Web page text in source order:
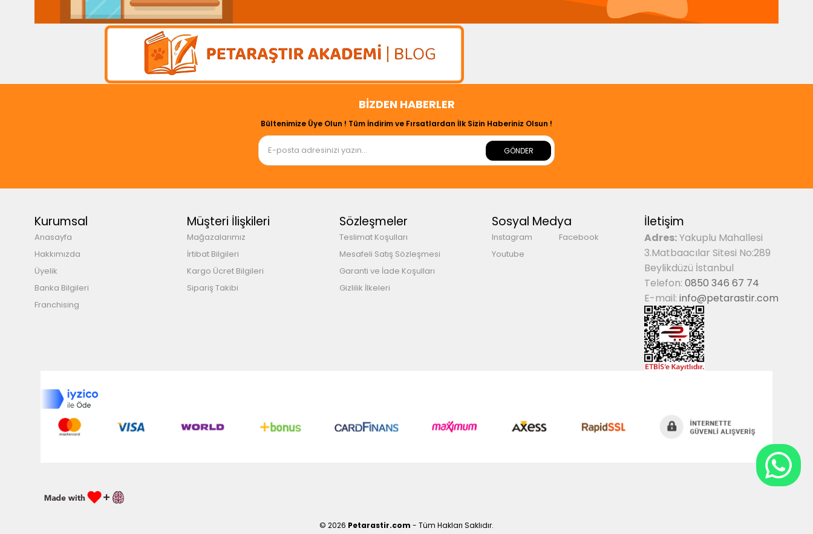
BIZDEN HABERLER
Bültenimize Üye Olun ! Tüm İndirim ve Fırsatlardan İlk Sizin Haberiniz Olsun !
GÖNDER
Kurumsal
Anasayfa
Hakkımızda
Üyelik
Banka Bilgileri
Franchising
Müşteri İlişkileri
Mağazalarımız
İrtibat Bilgileri
Kargo Ücret Bilgileri
Sipariş Takibi
Sözleşmeler
Teslimat Koşulları
Mesafeli Satış Sözleşmesi
Garanti ve İade Koşulları
Gizlilik İlkeleri
Sosyal Medya
Instagram
Facebook
Youtube
İletişim
Adres:Yakuplu Mahallesi
3.Matbaacılar Sitesi No:289
Beylikdüzü İstanbul
Telefon: 0850 346 67 74
E-mail: info@petarastir.com
© 2026 Petarastir.com - Tüm Hakları Saklıdır.